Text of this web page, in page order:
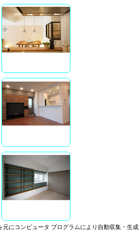
にコンピュータ プログラムにより自動収集・生成